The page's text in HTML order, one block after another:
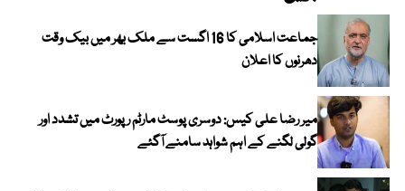
جماعت اسلامی کا 16 اگست سے ملک بھر میں بیک وقت
دھرنوں کا اعلان
میر رضا علی کیس: دوسری پوسٹ مارٹم رپورٹ میں تشدد اور
گولی لگنے کے اہم شواہد سامنے آگئے